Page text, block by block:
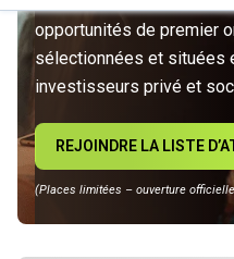
opportunités de premier
sélectionnées et situées
investisseurs privé et
REJOINDRE LA LISTE
(Places limitées – ouverture